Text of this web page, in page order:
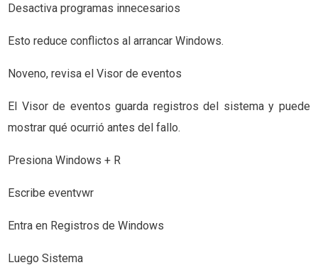
Desactiva programas innecesarios
Esto reduce conflictos al arrancar Windows.
Noveno, revisa el Visor de eventos
El Visor de eventos guarda registros del sistema y puede
mostrar qué ocurrió antes del fallo.
Presiona Windows + R
Escribe eventvwr
Entra en Registros de Windows
Luego Sistema